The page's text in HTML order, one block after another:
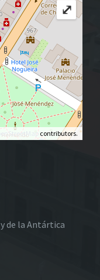
contributors.
⤢
de la Antártica